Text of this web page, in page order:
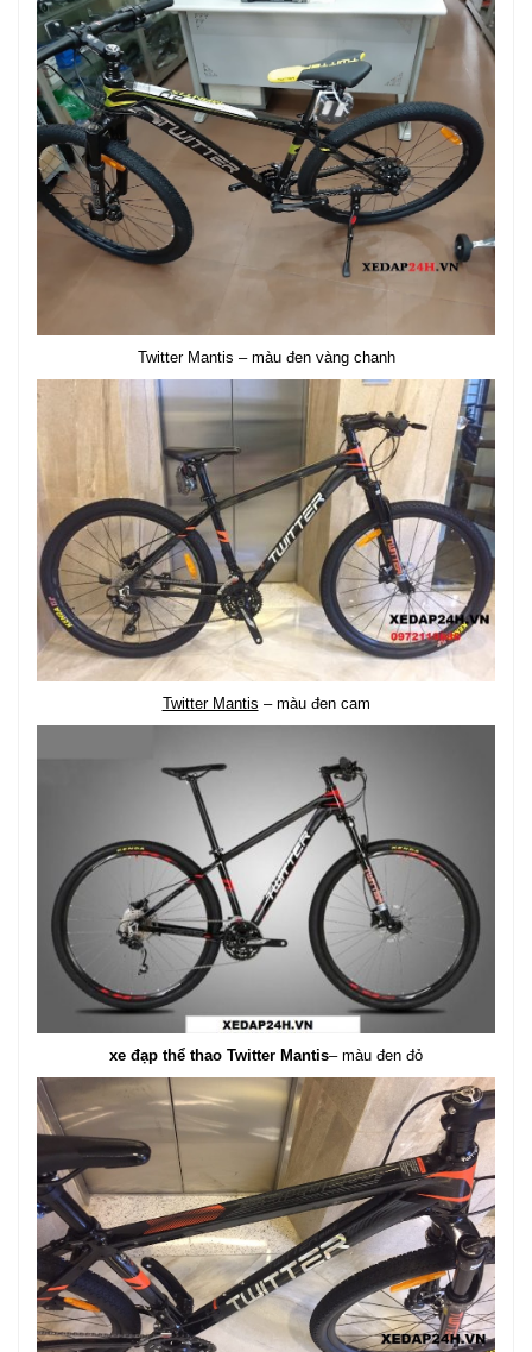
Twitter Mantis – màu đen vàng chanh
Twitter Mantis – màu đen cam
xe đạp thể thao Twitter Mantis– màu đen đỏ